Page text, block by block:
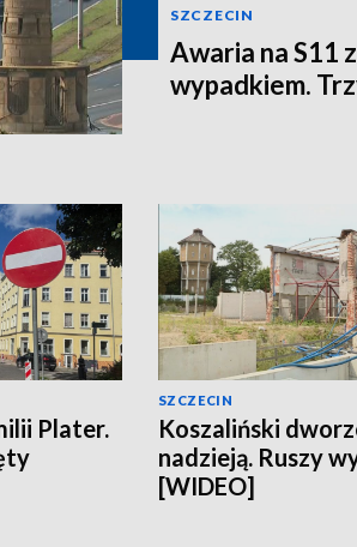
SZCZECIN
Awaria na S11
wypadkiem.
Plater.
SZCZECIN
Koszaliński
nadzieją. Ruszy
[WIDEO]